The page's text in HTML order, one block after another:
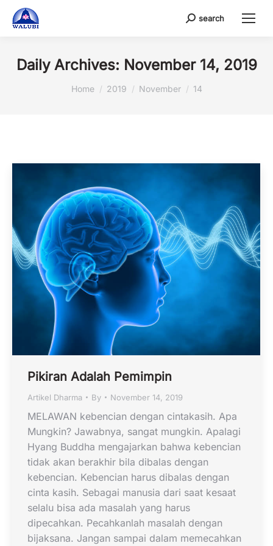
Search:
search
Daily Archives: November 14, 2019
You are here:
Home 2019 November 14
Pikiran Adalah Pemimpin
Artikel Dharma By November 14, 2019
MELAWAN kebencian dengan cintakasih. Apa
Mungkin? Jawabnya, sangat mungkin. Apalagi
Hyang Buddha mengajarkan bahwa kebencian
tidak akan berakhir bila dibalas dengan
kebencian. Kebencian harus dibalas dengan
cinta kasih. Sebagai manusia dari saat kesaat
selalu bisa ada masalah yang harus
dipecahkan. Pecahkanlah masalah dengan
bijaksana. Jangan sampai dalam memecahkan